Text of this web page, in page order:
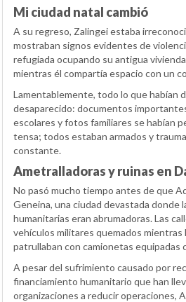
Mi ciudad natal cambió
A su regreso, Zalingei estaba
mostraban signos evidentes de
refugiada ocupando su antigua
mientras él compartía espacio con un
Lamentablemente, todo lo que habían
desaparecido: documentos
escolares y fotos familiares se habían
tensa; todos estaban armados y
constante.
Ametralladoras y ruinas en
No pasó mucho tiempo antes de que
Geneina, una ciudad devastada donde
humanitarias eran abrumadoras. Las
vehículos militares quemados mientras
patrullaban con camionetas equipadas
A pesar del sufrimiento causado por
financiamiento humanitario que han
organizaciones a reducir operaciones,